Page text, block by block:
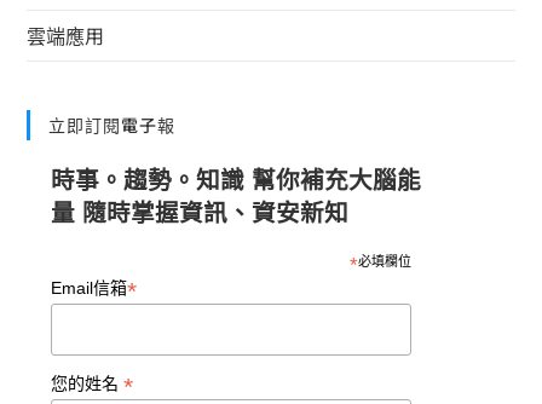
雲端應用
立即訂閱電子報
時事。趨勢。知識 幫你補充大腦能
量 隨時掌握資訊、資安新知
*必填欄位
Email信箱*
您的姓名*